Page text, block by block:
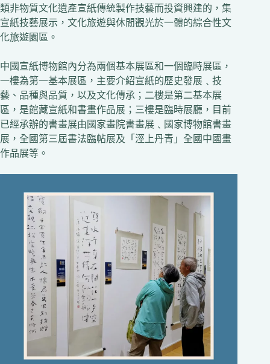
類非物質文化遺產宣紙傳統製作技藝而投資興建的，集
宣紙技藝展示，文化旅遊與休閒觀光於一體的綜合性文
化旅遊園區。
中國宣紙博物館內分為兩個基本展區和一個臨時展區，
一樓為第一基本展區，主要介紹宣紙的歷史發展﹑技
藝、品種與品質，以及文化傳承；二樓是第二基本展
區，是館藏宣紙和書畫作品展；三樓是臨時展廳，目前
已經承辦的書畫展由國家畫院書畫展﹑國家博物館書畫
展，全國第三屆書法臨帖展及「涇上丹青」全國中國畫
作品展等。